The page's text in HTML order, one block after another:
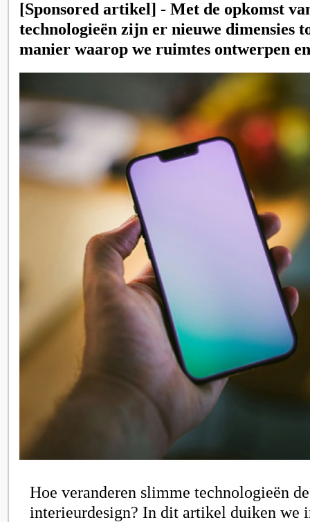
[Sponsored artikel] - Met de opkomst
technologieën zijn er nieuwe dimensies
manier waarop we ruimtes ontwerpen
Hoe veranderen slimme technologieën
interieurdesign? In dit artikel duiken we